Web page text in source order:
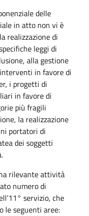
delle
in atto non vi è
realizzazione di
leggi di
alla gestione
in favore di
i progetti di
in favore di
più fragili
la realizzazione
portatori di
dei soggetti
rilevante attività
numero di
servizio, che
le seguenti aree: